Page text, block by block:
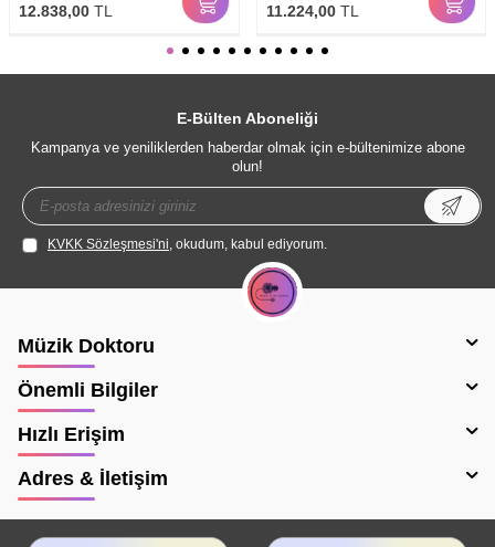
12.838,00 TL 11.224,00TL
E-Bülten Aboneliği
Kampanya ve yeniliklerden haberdar olmak için e-bültenimize abone
olun!
KVKK Sözleşmesi'ni, okudum, kabul ediyorum.
Müzik Doktoru
Önemli Bilgiler
Hızlı Erişim
Adres & İletişim